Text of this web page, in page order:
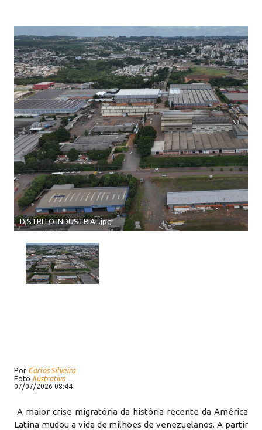
DISTRITO INDUSTRIAL.jpg
Por Carlos Silveira
Foto Ilustrativa
07/07/2026 08:44
A maior crise migratória da história recente da América
Latina mudou a vida de milhões de venezuelanos. A partir